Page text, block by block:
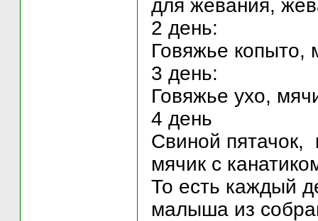
для жевания,
2 день:
Говяжье копыто,
3 день:
Говяжье ухо,
4 день
Свиной пятачок,
мячик с
То есть каждый
малыша из